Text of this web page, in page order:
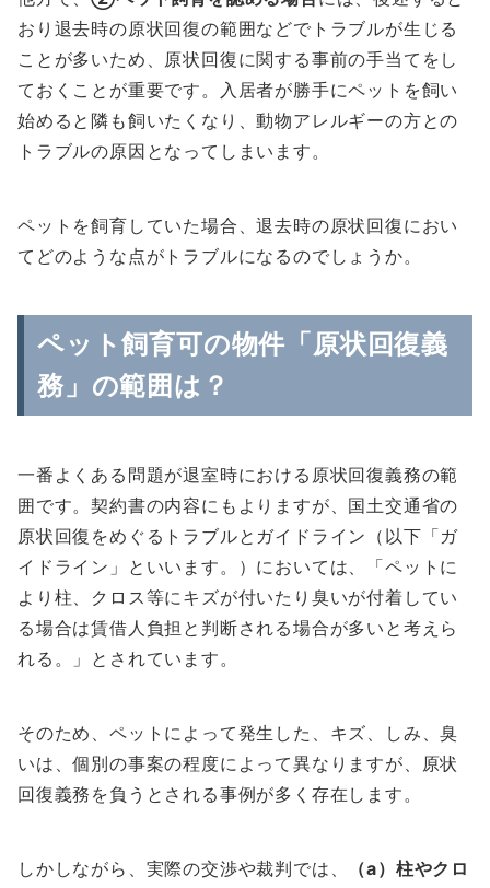
おり退去時の原状回復の範囲などでトラブルが生じる
ことが多いため、原状回復に関する事前の手当てをし
ておくことが重要です。入居者が勝手にペットを飼い
始めると隣も飼いたくなり、動物アレルギーの方との
トラブルの原因となってしまいます。
ペットを飼育していた場合、退去時の原状回復におい
てどのような点がトラブルになるのでしょうか。
ペット飼育可の物件「原状回復義
務」の範囲は？
一番よくある問題が退室時における原状回復義務の範
囲です。契約書の内容にもよりますが、国土交通省の
原状回復をめぐるトラブルとガイドライン（以下「ガ
イドライン」といいます。）においては、「ペットに
より柱、クロス等にキズが付いたり臭いが付着してい
る場合は賃借人負担と判断される場合が多いと考えら
れる。」とされています。
そのため、ペットによって発生した、キズ、しみ、臭
いは、個別の事案の程度によって異なりますが、原状
回復義務を負うとされる事例が多く存在します。
しかしながら、実際の交渉や裁判では、 （a）柱やクロ